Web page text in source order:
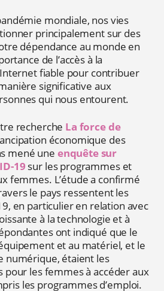
mondiale, nos vies
principalement sur des
dépendance au monde en
de l’accès à la
fiable pour contribuer
significative aux
qui nous entourent.
recherche La force de
économique des
mené une enquête sur
19 sur les programmes et
femmes. L’étude a confirmé
le pays ressentent les
en particulier en relation avec
à la technologie et à
ont indiqué que le
et au matériel, et le
numérique, étaient les
pour les femmes à accéder aux
les programmes d’emploi.